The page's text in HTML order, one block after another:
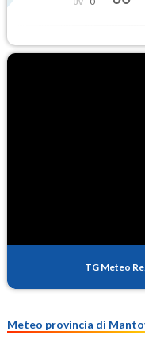
TG Meteo
Meteo provincia di